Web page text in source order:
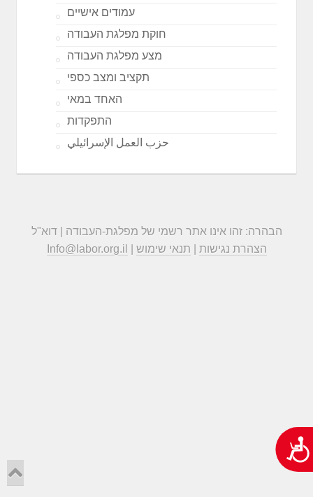
נגישות
עמודים אישיים
חוקת מפלגת העבודה
מצע מפלגת העבודה
תקציב ומצב כספי
האחד במאי
התפקדות
حزب العمل الإسرائيلي
הבהרה: זהו אינו אתר רשמי של מפלגת-העבודה | דוא"ל
Info@labor.org.il
הצהרת נגישות תנאי שימוש